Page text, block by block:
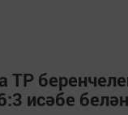
ТР
исәбе